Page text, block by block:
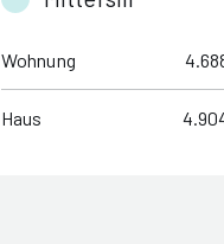
Wohnung
Haus